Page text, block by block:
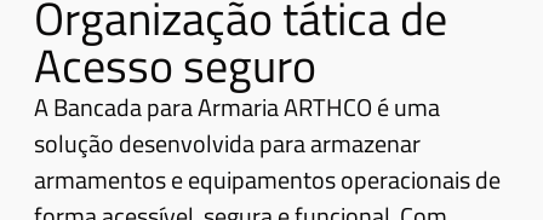
Organização tática de
Acesso seguro
A Bancada para Armaria ARTHCO é uma
solução desenvolvida para armazenar
armamentos e equipamentos operacionais de